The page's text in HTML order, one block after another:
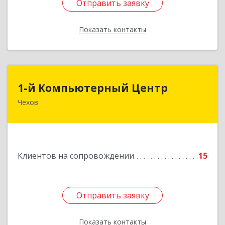
Отправить заявку
Показать контакты
Отправить заявку
Назад
1-й Компьютерный Центр
Чехов
Клиентов на сопровождении 15
Отправить заявку
Показать контакты
1-й Компьютерный Центр
142306, Московская обл, Чеховский р-н, Чехов
Отправить заявку
Назад